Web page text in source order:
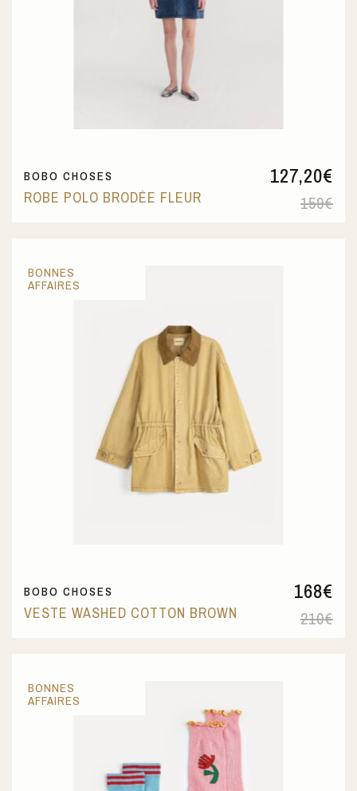
127,20€
159€
BOBO CHOSES
ROBE POLO BRODÉE FLEUR
168€
210€
BOBO CHOSES
VESTE WASHED COTTON BROWN
BONNES
AFFAIRES
BONNES
AFFAIRES